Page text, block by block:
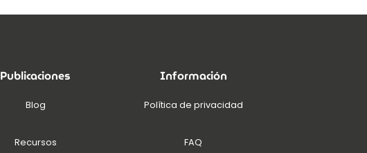
Publicaciones
Blog
Recursos
Información
Política de privacidad
FAQ